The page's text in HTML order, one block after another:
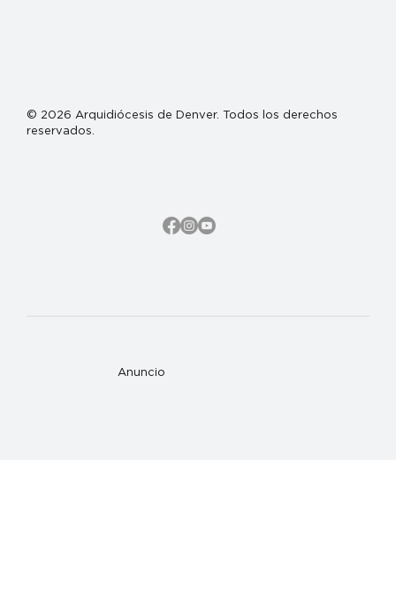
Anuncio
© 2026 Arquidiócesis de Denver. Todos los derechos
reservados.